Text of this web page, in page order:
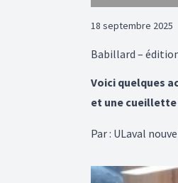
18 septembre 2025
Babillard –
Voici quelques
et une cueillette
Par: ULaval